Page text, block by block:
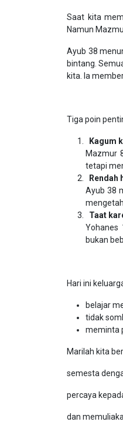
Saat kita
Namun
Ayub 38
bintang.
kita. Ia
Tiga poin
Kagum
Mazmur
tetapi
Rendah
Ayub 38
Taat
Yohanes
bukan
Hari ini
belajar
tidak
meminta
Marilah kita
semesta
percaya
dan